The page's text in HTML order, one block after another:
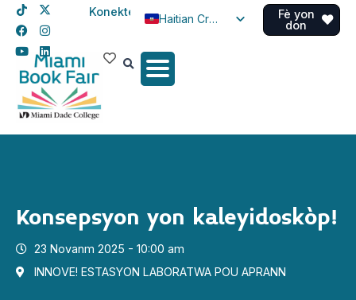
Konekte
Haitian Creole
Spanish
Fè yon
don
Konsepsyon yon kaleyidoskòp!
23 Novanm 2025 - 10:00 am
INNOVE! ESTASYON LABORATWA POU APRANN